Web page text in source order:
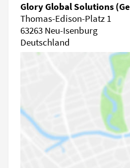
Glory Global Solutions
Thomas-Edison-Platz 1
63263 Neu-Isenburg
Deutschland